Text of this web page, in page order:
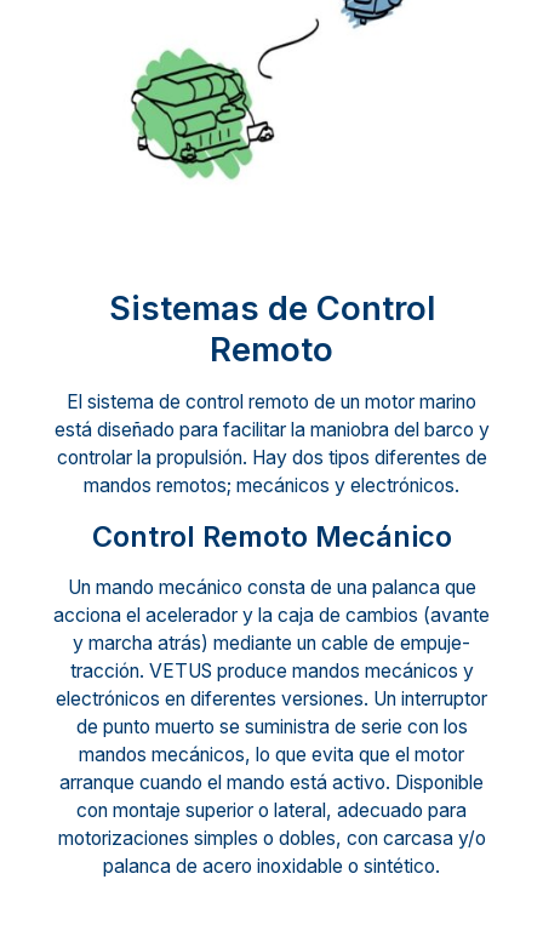
Sistemas de Control
Remoto
El sistema de control remoto de un motor marino
está diseñado para facilitar la maniobra del barco y
controlar la propulsión. Hay dos tipos diferentes de
mandos remotos; mecánicos y electrónicos.
Control Remoto Mecánico
Un mando mecánico consta de una palanca que
acciona el acelerador y la caja de cambios (avante
y marcha atrás) mediante un cable de empuje-
tracción. VETUS produce mandos mecánicos y
electrónicos en diferentes versiones. Un interruptor
de punto muerto se suministra de serie con los
mandos mecánicos, lo que evita que el motor
arranque cuando el mando está activo. Disponible
con montaje superior o lateral, adecuado para
motorizaciones simples o dobles, con carcasa y/o
palanca de acero inoxidable o sintético.